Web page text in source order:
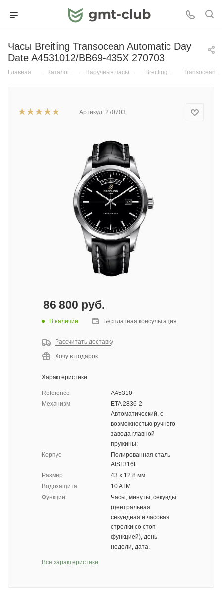
Часы Breitling Transocean Automatic Day
Date A4531012/BB69-435X 270703
Главная — Каталог — Наручные часы — Breitling — Transocean
Артикул: 270703
86 800 руб.
В наличии Бесплатная консультация
Рассчитать доставку
Хочу в подарок
Характеристики
Reference
A45310
Механизм
ETA 2836-2
Автоматический, с
возможностью ручного
завода главной
пружины;
Корпус
Полированная сталь
AISI 316L.
Размер
43 х 12.8 мм.
Водозащита
10 ATM
Функции
Часы, минуты, секунды
(центральная
секундная и часовая
стрелки со стоп-
функцией), день
недели, дата.
Все характеристики